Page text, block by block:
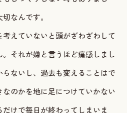
なんです。
えていないと頭がざわざわして
それが嫌と言うほど痛感しまし
ないし、過去も変えることはで
のかを地に足につけていかない
けで毎日が終わってしまいま